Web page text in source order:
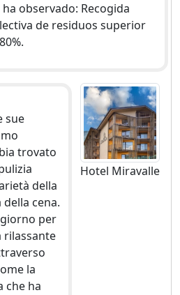
ha observado: Recogida
de residuos superior
sue
trovato
della
cena.
per
rilassante
la
che ha
Hotel Miravalle